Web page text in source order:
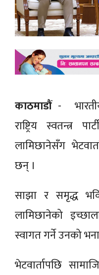
काठमाडौं -
राष्ट्रिय स्वतन्त्र
लामिछानेसँग
छन् ।
साझा र समृद्ध
लामिछानेको
स्वागत गर्ने उनको
भेटवार्तापछि